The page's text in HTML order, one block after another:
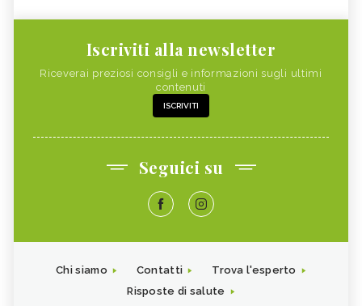
Iscriviti alla newsletter
Riceverai preziosi consigli e informazioni sugli ultimi
contenuti
ISCRIVITI
Seguici su
Chi siamo Contatti
Trova l'esperto
Risposte di salute